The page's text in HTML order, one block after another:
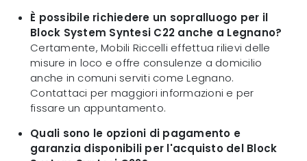
È possibile richiedere un sopralluogo per il
Block System Syntesi C22 anche a Legnano?
Certamente, Mobili Riccelli effettua rilievi delle
misure in loco e offre consulenze a domicilio
anche in comuni serviti come Legnano.
Contattaci per maggiori informazioni e per
fissare un appuntamento.
Quali sono le opzioni di pagamento e
garanzia disponibili per l'acquisto del Block